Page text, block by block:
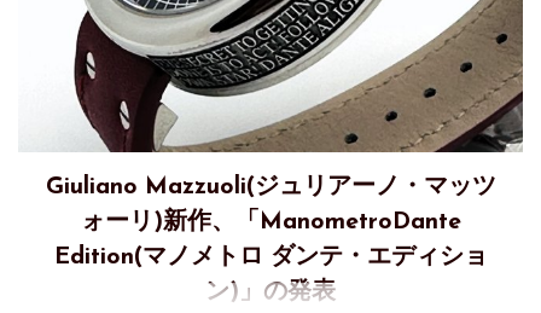
Giuliano Mazzuoli(ジュリアーノ・マッツ
ォーリ)新作、「ManometroDante
Edition(マノメトロ ダンテ・エディショ
ン)」の発表